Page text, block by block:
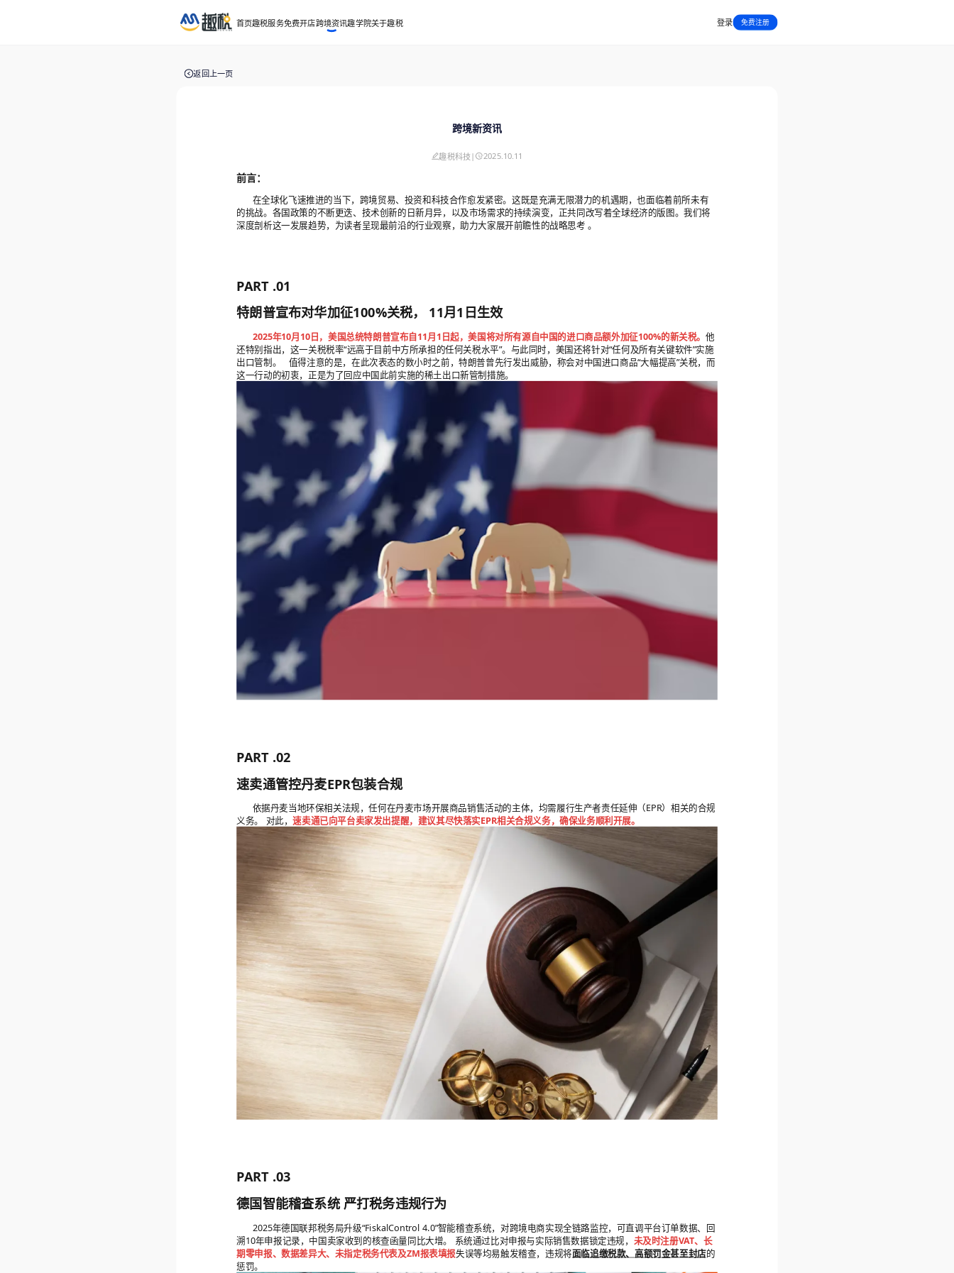
首页趣税服务免费开店跨境资讯趣学院关于趣税 登录 免费注册
返回上一页
跨境新资讯
趣税科技| 2025.10.11
前言：
在全球化飞速推进的当下，跨境贸易、投资和科技合作愈发紧密。这既是充满无限潜力的机遇期，也面临着前所未有
的挑战。各国政策的不断更迭、技术创新的日新月异，以及市场需求的持续演变，正共同改写着全球经济的版图。我们将
深度剖析这一发展趋势，为读者呈现最前沿的行业观察，助力大家展开前瞻性的战略思考 。
PART .01
特朗普宣布对华加征100%关税， 11月1日生效
2025年10月10日，美国总统特朗普宣布自11月1日起，美国将对所有源自中国的进口商品额外加征100%的新关税。他
还特别指出，这一关税税率“远高于目前中方所承担的任何关税水平”。与此同时，美国还将针对“任何及所有关键软件”实施
出口管制。 值得注意的是，在此次表态的数小时之前，特朗普曾先行发出威胁，称会对中国进口商品“大幅提高”关税，而
这一行动的初衷，正是为了回应中国此前实施的稀土出口新管制措施。
PART .02
速卖通管控丹麦EPR包装合规
依据丹麦当地环保相关法规，任何在丹麦市场开展商品销售活动的主体，均需履行生产者责任延伸（EPR）相关的合规
义务。 对此，速卖通已向平台卖家发出提醒，建议其尽快落实EPR相关合规义务，确保业务顺利开展。
PART .03
德国智能稽查系统 严打税务违规行为
2025年德国联邦税务局升级“FiskalControl 4.0”智能稽查系统，对跨境电商实现全链路监控，可直调平台订单数据、回
溯10年申报记录，中国卖家收到的核查函量同比大增。 系统通过比对申报与实际销售数据锁定违规， 未及时注册VAT、长
期零申报、数据差异大、未指定税务代表及ZM报表填报失误等均易触发稽查，违规将面临追缴税款、高额罚金甚至封店的
惩罚。